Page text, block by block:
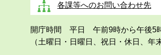
各課等へのお問い合わせ先
開庁時間 平日 午前9時から午後5
（土曜日・日曜日、祝日・休日、年